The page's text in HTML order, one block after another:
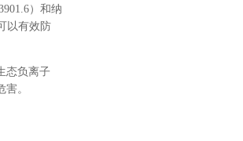
）和纳
以有效防
态负离子
。